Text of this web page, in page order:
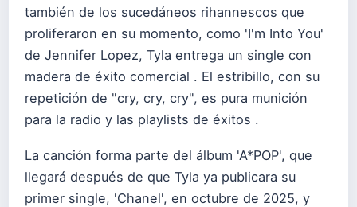
también de los sucedáneos rihannescos que
proliferaron en su momento, como 'I'm Into You'
de Jennifer Lopez, Tyla entrega un single con
madera de éxito comercial . El estribillo, con su
repetición de "cry, cry, cry", es pura munición
para la radio y las playlists de éxitos .
La canción forma parte del álbum 'A*POP', que
llegará después de que Tyla ya publicara su
primer single, 'Chanel', en octubre de 2025, y